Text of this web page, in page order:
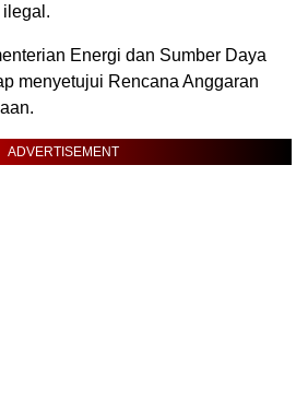
Energi dan Sumber Daya
menyetujui Rencana Anggaran
ADVERTISEMENT